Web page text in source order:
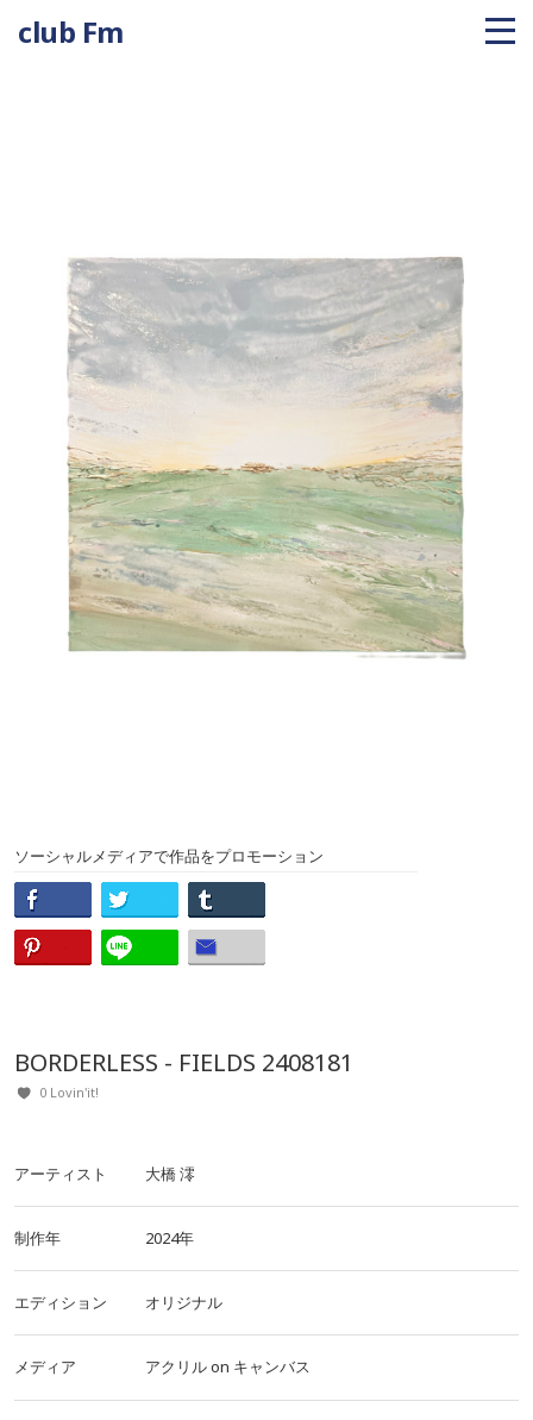
club Fm
ソーシャルメディアで作品をプロモーション
BORDERLESS - FIELDS 2408181
0 Lovin'it!
アーティスト 大橋 澪
制作年 2024年
エディション オリジナル
メディア アクリルon キャンバス